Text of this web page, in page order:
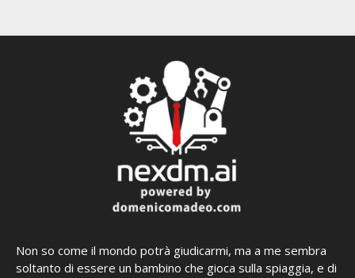
Non so come il mondo potrà giudicarmi, ma a me sembra
soltanto di essere un bambino che gioca sulla spiaggia, e di